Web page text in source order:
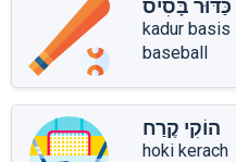
כַּדּוּר בָּסִיס
kadur basis
baseball
הוֹקִי קֶרַח
hoki kerach